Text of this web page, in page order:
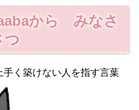
から みなさ
つ
手く築けない人を指す言葉